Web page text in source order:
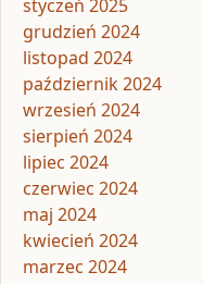
styczeń 2025
grudzień 2024
listopad 2024
październik 2024
wrzesień 2024
sierpień 2024
lipiec 2024
czerwiec 2024
maj 2024
kwiecień 2024
marzec 2024